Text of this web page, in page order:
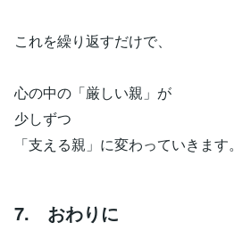
これを繰り返すだけで、
心の中の「厳しい親」が
少しずつ
「支える親」に変わっていきます。
7. おわりに